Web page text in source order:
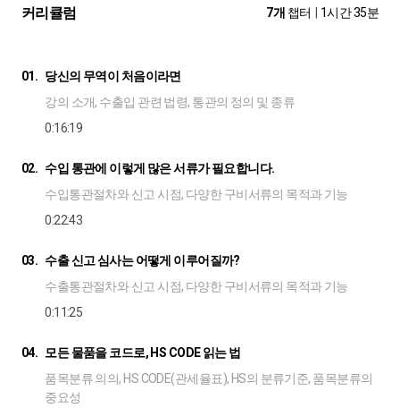
커리큘럼 7개 챕터 1시간 35분
01. 당신의 무역이 처음이라면
강의 소개, 수출입 관련 법령, 통관의 정의 및 종류
0:16:19
02. 수입 통관에 이렇게 많은 서류가 필요합니다.
수입통관절차와 신고 시점, 다양한 구비서류의 목적과 기능
0:22:43
03. 수출 신고 심사는 어떻게 이루어질까?
수출통관절차와 신고 시점, 다양한 구비서류의 목적과 기능
0:11:25
04.
모든 물품을 코드로, HS CODE 읽는 법
품목분류 의의, HS CODE(관세율표), HS의 분류기준, 품목분류의
중요성